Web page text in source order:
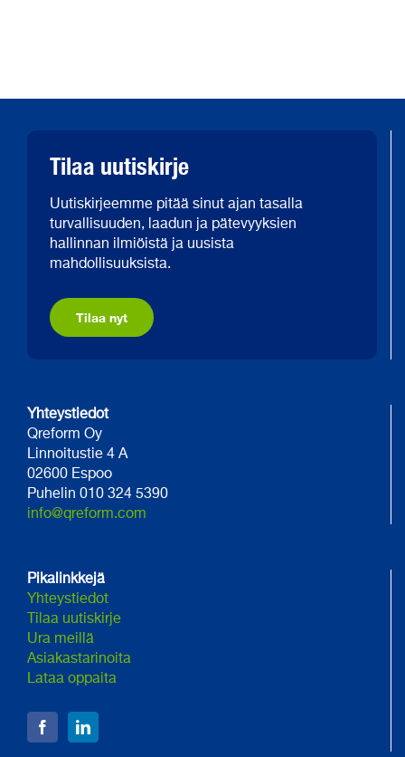
Tilaa uutiskirje
Uutiskirjeemme pitää sinut ajan tasalla
turvallisuuden, laadun ja pätevyyksien
hallinnan ilmiöistä ja uusista
mahdollisuuksista.
Tilaa nyt
Yhteystiedot
Qreform Oy
Linnoitustie 4 A
02600 Espoo
Puhelin 010 324 5390
info@qreform.com
Pikalinkkejä
Yhteystiedot
Tilaa uutiskirje
Ura meillä
Asiakastarinoita
Lataa oppaita